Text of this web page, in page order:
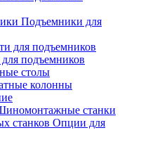
Подъемники для
подъемников
столы
колонны
станки
Опции для